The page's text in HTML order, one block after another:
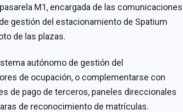
M1, encargada de las comunicaciones
gestión del estacionamiento de Spatium
de las plazas.
autónomo de gestión del
de ocupación, o complementarse con
de pago de terceros, paneles direccionales
de reconocimiento de matrículas.